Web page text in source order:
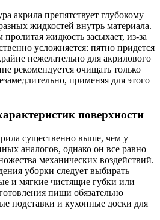
акрила препятствует глубокому
жидкостей внутрь материала.
жидкость засыхает, из-за
усложняется: пятно придется
нежелательно для акрилового
рекомендуется очищать только
применяя для этого
поверхности
существенно выше, чем у
аналогов, однако он все равно
механических воздействий.
уборки следует выбирать
и мягкие чистящие губки или
пищи обязательно
подставки и кухонные доски для